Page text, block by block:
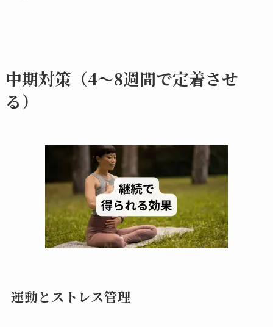
中期対策（4〜8週間で定着させ
る）
運動とストレス管理